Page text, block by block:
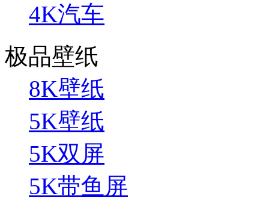
4K汽车
极品壁纸
8K壁纸
5K壁纸
5K双屏
5K带鱼屏